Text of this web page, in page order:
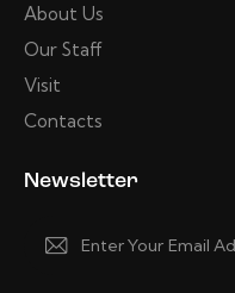
About Us
Our Staff
Visit
Contacts
Newsletter